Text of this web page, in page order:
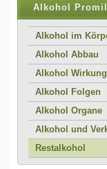
Alkohol
Alkohol im
Alkohol Abbau
Alkohol Wirkung
Alkohol Folgen
Alkohol Organe
Alkohol und
Restalkohol